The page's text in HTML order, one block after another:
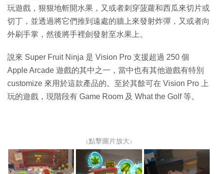
玩遊戲，狠狠地斬開水果，又或者刺穿菠蘿和西瓜來切片或
切丁，並透過將它們推到遠處的牆上來發射炸彈，又或者向
外刷手掌，然後將手裡劍發射至水果上。
說來 Super Fruit Ninja 是 Vision Pro 支援超過 250 個
Apple Arcade 遊戲的其中之一，當中也有其他遊戲有特別
customize 來用於這款產品的。至於其餘可在 Vision Pro 上
玩的遊戲，現階段有 Game Room 及 What the Golf 等。
↓點擊圖片放大↓